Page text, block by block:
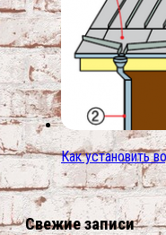
Как установить
Свежие записи